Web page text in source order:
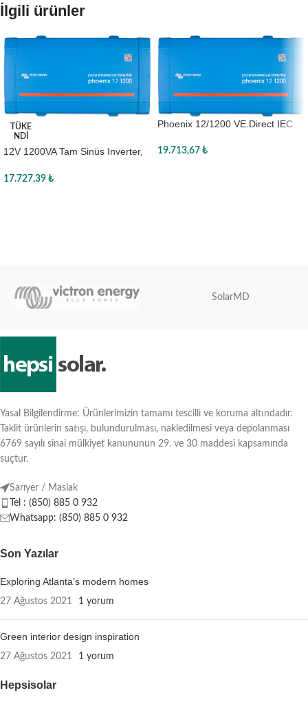
İlgili ürünler
TÜKE
NDI
12V 1200VA Tam Sinüs Inverter,
17.727,39 ₺
Phoenix 12/1200 VE.Direct IEC
19.713,67 ₺
SolarMD
Yasal Bilgilendirme: Ürünlerimizin tamamı tescilli ve koruma altındadır.
Taklit ürünlerin satışı, bulundurulması, nakledilmesi veya depolanması
6769 sayılı sinai mülkiyet kanununun 29. ve 30 maddesi kapsamında
suçtur.
Sarıyer / Maslak
Tel : (850) 885 0 932
Whatsapp: (850) 885 0 932
Son Yazılar
Exploring Atlanta’s modern homes
27 Ağustos 2021 1 yorum
Green interior design inspiration
27 Ağustos 2021 1 yorum
Hepsisolar